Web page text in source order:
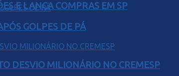
E LANÇA COMPRAS EM SP
GOLPES DE PÁ
DESVIO MILIONÁRIO NO CREMESP